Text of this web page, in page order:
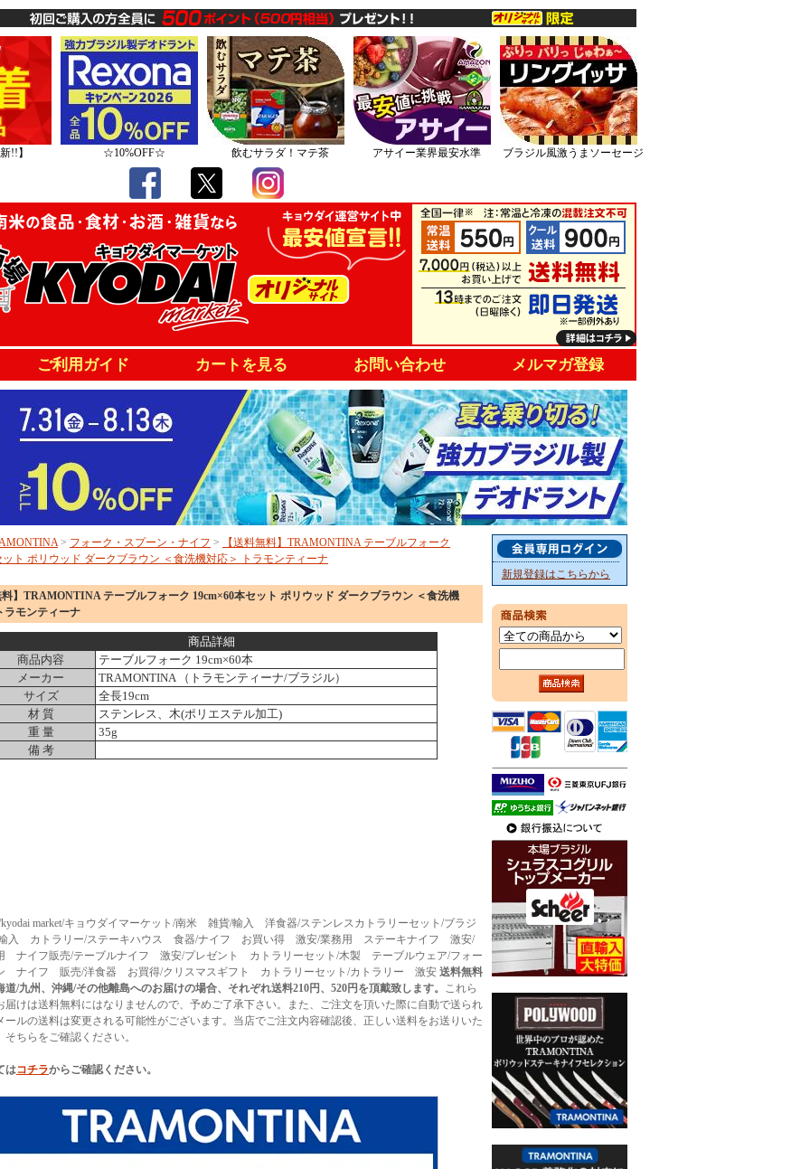
!!】 ☆10%OFF☆ 飲むサラダ！マテ茶 アサイー業界最安水準 ブラジル風激うまソーセージ
ご利用ガイド カートを見る お問い合わせ メルマガ登録
> フォーク・スプーン・ナイフ >
【送料無料】TRAMONTINA テーブルフォーク
ット ポリウッド ダークブラウン ＜食洗機対応＞ トラモンティーナ
】TRAMONTINA テーブルフォーク 19cm×60本セット ポリウッド ダークブラウン ＜食洗機
ラモンティーナ
商品詳細
商品内容
テーブルフォーク 19cm×60本
メーカー
TRAMONTINA （トラモンティーナ/ブラジル）
サイズ
全長19cm
材 質
ステンレス、木(ポリエステル加工)
重 量
35g
備 考
kyodai market/キョウダイマーケット/南米 雑貨/輸入 洋食器/ステンレスカトラリーセット/ブラジ
入 カトラリー/ステーキハウス 食器/ナイフ お買い得 激安/業務用 ステーキナイフ 激安/
ナイフ販売/テーブルナイフ 激安/プレゼント カトラリーセット/木製 テーブルウェア/フォー
ナイフ 販売/洋食器 お買得/クリスマスギフト カトラリーセット/カトラリー 激安 送料無料
道/九州、沖縄/その他離島へのお届けの場合、それぞれ送料210円、520円を頂戴致します。 これら
届けは送料無料にはなりませんので、予めご了承下さい。また、ご注文を頂いた際に自動で送られ
ールの送料は変更される可能性がございます。当店でご注文内容確認後、正しい送料をお送りいた
そちらをご確認ください。
はコチラからご確認ください。
新規登録はこちらから